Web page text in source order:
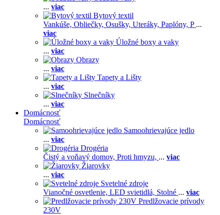
... viac
Bytový textil
Vankúše, Obliečky, Osušky, Uteráky, Paplóny, P ...
viac
Úložné boxy a vaky
... viac
Obrazy
... viac
Tapety a Lišty
... viac
Slnečníky
... viac
Domácnosť
Domácnosť
Samoohrievajúce jedlo
... viac
Drogéria
Čistý a voňavý domov, Proti hmyzu, ... viac
Žiarovky
... viac
Svetelné zdroje
Vianočné osvetlenie, LED svietidlá, Stolné ... viac
Predlžovacie prívody
230V